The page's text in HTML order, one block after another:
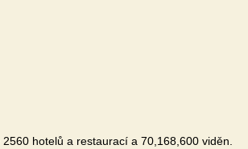
hotelů a restaurací a 70,168,600 viděn.